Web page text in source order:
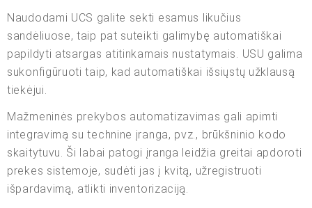
Naudodami UCS galite sekti esamus likučius
sandėliuose, taip pat suteikti galimybę automatiškai
papildyti atsargas atitinkamais nustatymais. USU galima
sukonfigūruoti taip, kad automatiškai išsiųstų užklausą
tiekėjui.
Mažmeninės prekybos automatizavimas gali apimti
integravimą su technine įranga, pvz., brūkšninio kodo
skaitytuvu. Ši labai patogi įranga leidžia greitai apdoroti
prekes sistemoje, sudėti jas į kvitą, užregistruoti
išpardavimą, atlikti inventorizaciją.